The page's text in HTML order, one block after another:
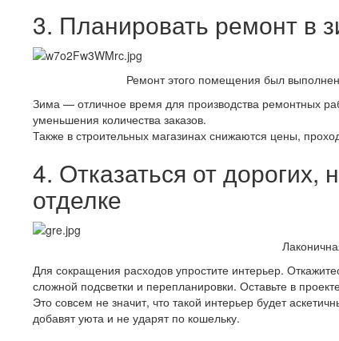
3. Планировать ремонт в
Ремонт этого помещения был
Зима — отличное время для производства ремонтных
уменьшения количества заказов.
Также в строительных магазинах снижаются цены,
4. Отказаться от дорогих,
отделке
Для сокращения расходов упростите интерьер.
сложной подсветки и перепланировки. Оставьте в
Это совсем не значит, что такой интерьер будет
добавят уюта и не ударят по кошельку.